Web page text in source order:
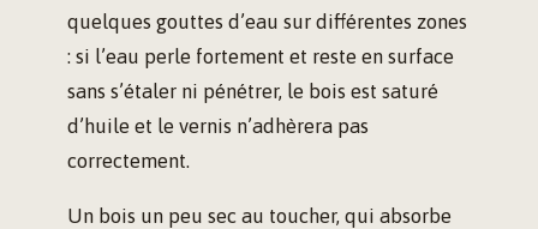
quelques gouttes d’eau sur différentes zones
: si l’eau perle fortement et reste en surface
sans s’étaler ni pénétrer, le bois est saturé
d’huile et le vernis n’adhèrera pas
correctement.
Un bois un peu sec au toucher, qui absorbe